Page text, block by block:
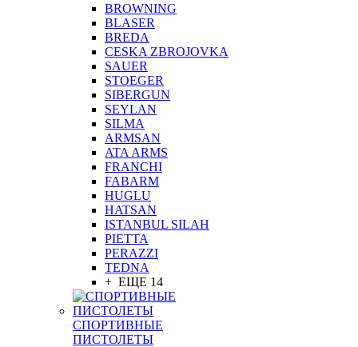
BROWNING
BLASER
BREDA
CESKA ZBROJOVKA
SAUER
STOEGER
SIBERGUN
SEYLAN
SILMA
ARMSAN
ATA ARMS
FRANCHI
FABARM
HUGLU
HATSAN
ISTANBUL SILAH
PIETTA
PERAZZI
TEDNA
+ ЕЩЕ 14
СПОРТИВНЫЕ
ПИСТОЛЕТЫ